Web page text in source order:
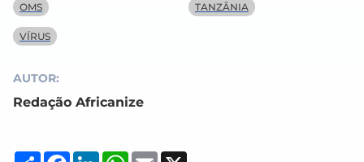
OMS TANZÂNIA
VÍRUS
AUTOR:
Redação Africanize
Compartilhar
Facebook
LinkedInWhatsApp
Email